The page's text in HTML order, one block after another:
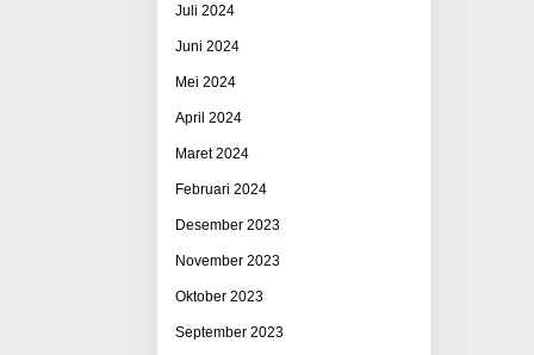
Juli 2024
Juni 2024
Mei 2024
April 2024
Maret 2024
Februari 2024
Desember 2023
November 2023
Oktober 2023
September 2023